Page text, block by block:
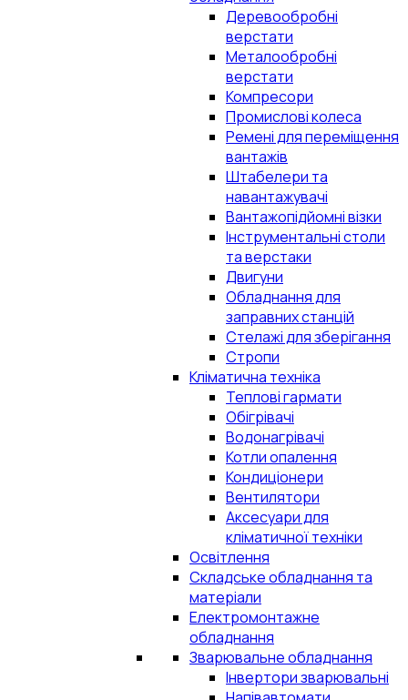
Деревообробні
верстати
Металообробні
верстати
Компресори
Промислові колеса
Ремені для переміщення
вантажів
Штабелери та
навантажувачі
Вантажопідйомні візки
Інструментальні столи
та верстаки
Двигуни
Обладнання для
заправних станцій
Стелажі для зберігання
Стропи
Кліматична техніка
Теплові гармати
Обігрівачі
Водонагрівачі
Котли опалення
Кондиціонери
Вентилятори
Аксесуари для
кліматичної техніки
Освітлення
Складське обладнання та
матеріали
Електромонтажне
обладнання
Зварювальне обладнання
Інвертори зварювальні